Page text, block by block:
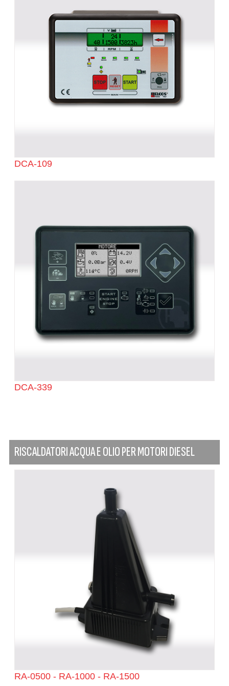
DCA-109
DCA-339
RISCALDATORI ACQUA E OLIO PER MOTORI DIESEL
RA-0500 - RA-1000 - RA-1500